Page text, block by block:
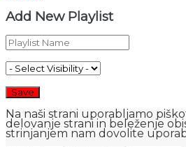
Add New Playlist
Na naši strani uporabljamo
delovanje strani in beleženje
strinjanjem nam dovolite